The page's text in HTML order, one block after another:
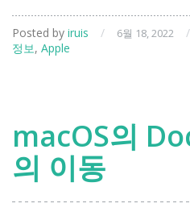
Posted by iruis / 6월 18, 2022 /
정보, Apple
macOS의
의 이동